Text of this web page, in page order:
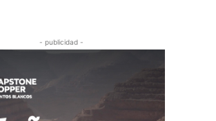
- publicidad -